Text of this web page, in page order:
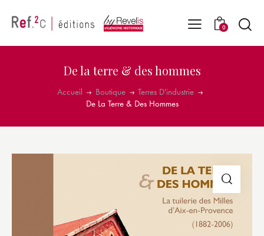
0
De la terre & des hommes
Accueil Boutique
Terres D'industrie
De La Terre & Des Hommes